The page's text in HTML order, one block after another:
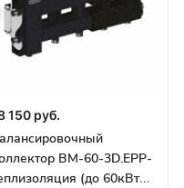
150 руб.
BM-60-3D.EPP-
(до 60кВт